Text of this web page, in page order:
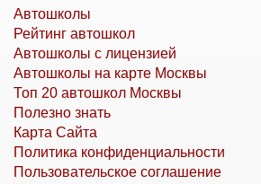
Автошколы
Рейтинг автошкол
Автошколы с лицензией
Автошколы на карте Москвы
Топ 20 автошкол Москвы
Полезно знать
Карта Сайта
Политика конфиденциальности
Пользовательское соглашение